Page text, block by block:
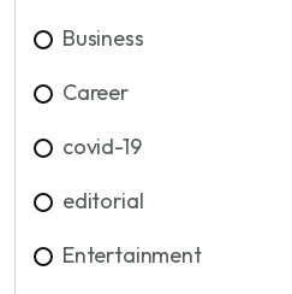
Business
Career
covid-19
editorial
Entertainment